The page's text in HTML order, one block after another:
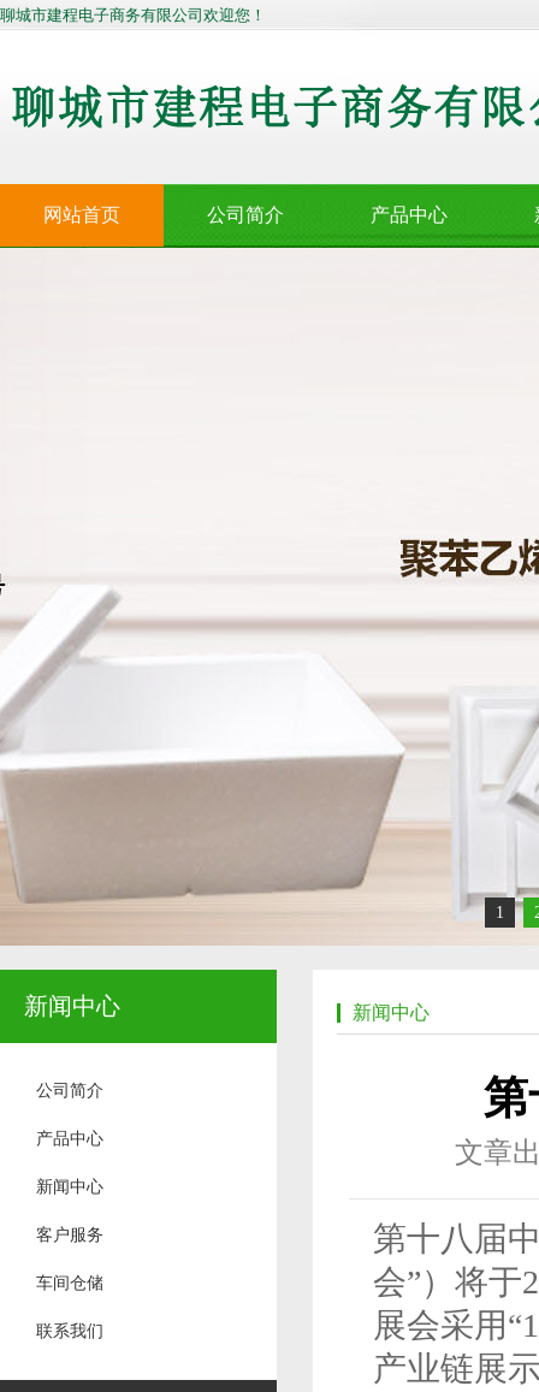
聊城市建程电子商务有限公司欢迎您！
网站首页 公司简介 产品中心
1
新闻中心
公司简介
产品中心
新闻中心
客户服务
车间仓储
联系我们
新闻中心
第
文章
第十八届
会”）将于
展会采用
产业链展